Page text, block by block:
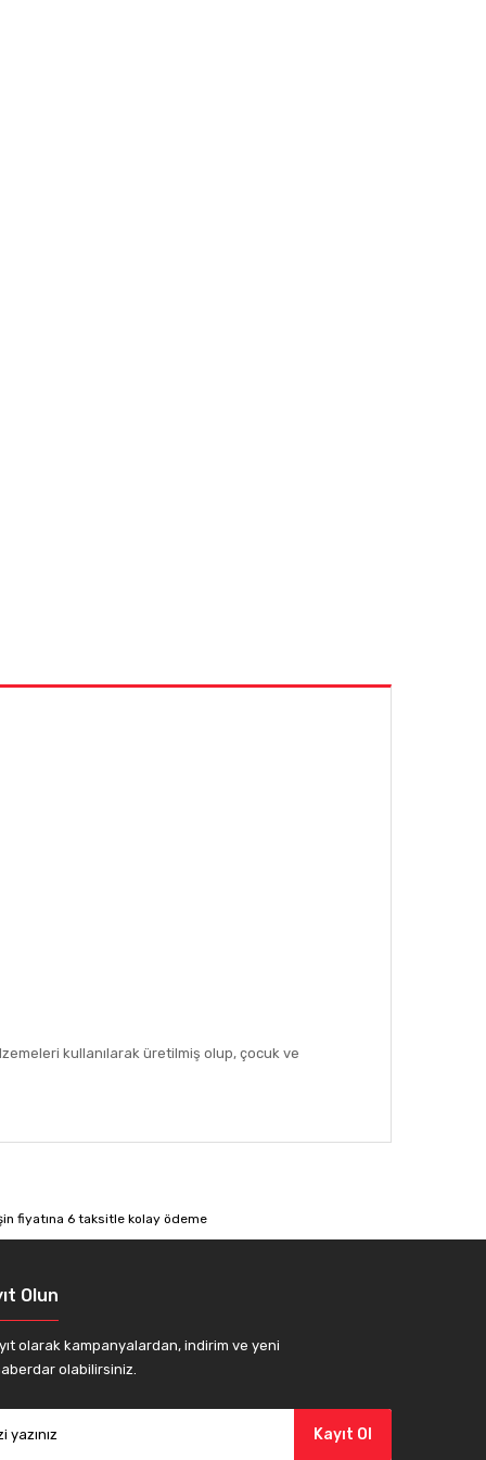
kullanılarak üretilmiş olup, çocuk ve
Olun
olarak kampanyalardan, indirim ve yeni
olabilirsiniz.
Kayıt Ol